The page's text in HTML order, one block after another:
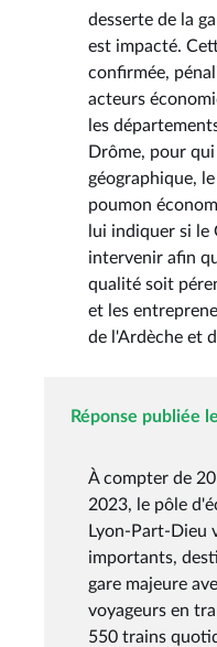
desserte de la
est impacté.
confirmée,
acteurs
les
Drôme, pour
géographique,
poumon
lui indiquer si le
intervenir afin
qualité soit
et les
de l'Ardèche et
Réponse publiée
À compter de
2023, le pôle
Lyon-Part-Dieu
importants,
gare majeure
voyageurs en
550 trains